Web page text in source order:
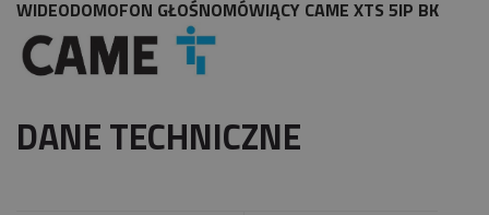
WIDEODOMOFON GŁOŚNOMÓWIĄCY CAME XTS 5IP BK
DANE TECHNICZNE